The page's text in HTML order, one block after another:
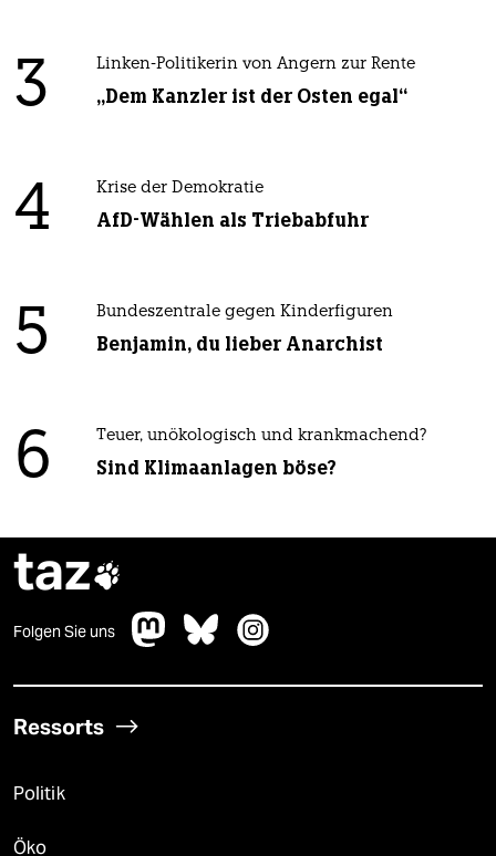
3 Linken-Politikerin von Angern zur Rente
„Dem Kanzler ist der Osten egal“
4 Krise der Demokratie
AfD-Wählen als Triebabfuhr
5 Bundeszentrale gegen Kinderfiguren
Benjamin, du lieber Anarchist
6 Teuer, unökologisch und krankmachend?
Sind Klimaanlagen böse?
taz
Folgen Sie uns
Ressorts
Politik
Öko